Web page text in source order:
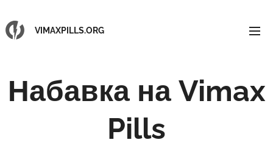
VIMAXPILLS.ORG
Набавка на Vimax
Pills